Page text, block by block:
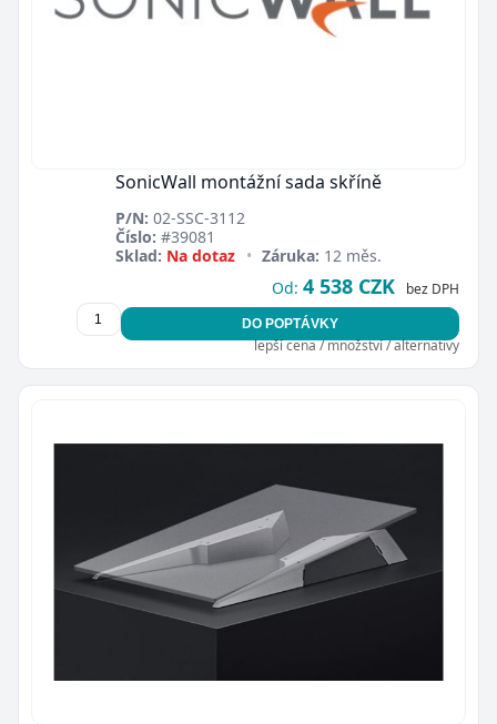
SonicWall montážní sada skříně
P/N: 02-SSC-3112
Číslo: #39081
Sklad: Na dotaz • Záruka: 12 měs.
Od: 4 538 CZK bez DPH
DO POPTÁVKY
lepší cena / množství / alternativy